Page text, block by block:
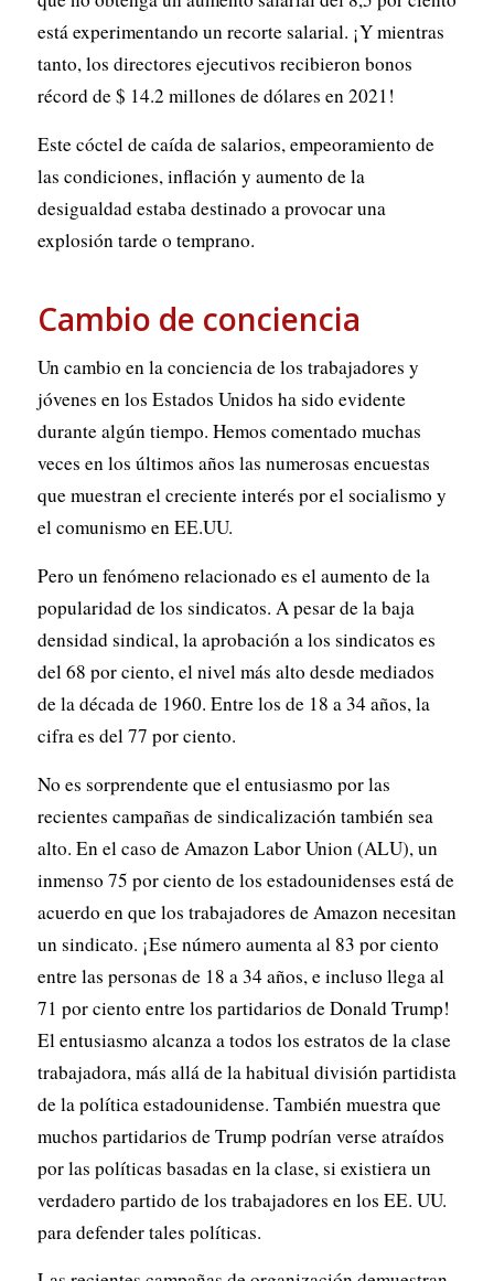
está experimentando un recorte salarial. ¡Y mientras
tanto, los directores ejecutivos recibieron bonos
récord de $ 14.2 millones de dólares en 2021!
Este cóctel de caída de salarios, empeoramiento de
las condiciones, inflación y aumento de la
desigualdad estaba destinado a provocar una
explosión tarde o temprano.
Cambio de conciencia
Un cambio en la conciencia de los trabajadores y
jóvenes en los Estados Unidos ha sido evidente
durante algún tiempo. Hemos comentado muchas
veces en los últimos años las numerosas encuestas
que muestran el creciente interés por el socialismo y
el comunismo en EE.UU.
Pero un fenómeno relacionado es el aumento de la
popularidad de los sindicatos. A pesar de la baja
densidad sindical, la aprobación a los sindicatos es
del 68 por ciento, el nivel más alto desde mediados
de la década de 1960. Entre los de 18 a 34 años, la
cifra es del 77 por ciento.
No es sorprendente que el entusiasmo por las
recientes campañas de sindicalización también sea
alto. En el caso de Amazon Labor Union (ALU), un
inmenso 75 por ciento de los estadounidenses está de
acuerdo en que los trabajadores de Amazon necesitan
un sindicato. ¡Ese número aumenta al 83 por ciento
entre las personas de 18 a 34 años, e incluso llega al
71 por ciento entre los partidarios de Donald Trump!
El entusiasmo alcanza a todos los estratos de la clase
trabajadora, más allá de la habitual división partidista
de la política estadounidense. También muestra que
muchos partidarios de Trump podrían verse atraídos
por las políticas basadas en la clase, si existiera un
verdadero partido de los trabajadores en los EE. UU.
para defender tales políticas.